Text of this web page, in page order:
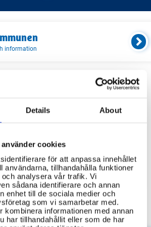
Details About
cookies
för att anpassa innehållet
användarna, tillhandahålla funktioner
analysera vår trafik. Vi
sådana identifierare och annan
enhet till de sociala medier och
som vi samarbetar med.
kombinera informationen med annan
har tillhandahållit eller som de har
information
länkar
LINKÖPING KOMMUN